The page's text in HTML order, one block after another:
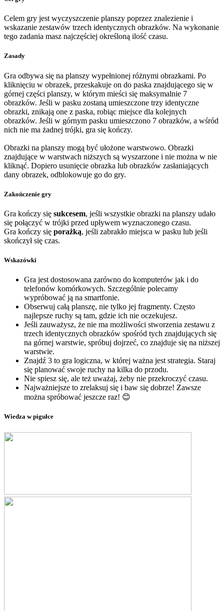
Celem gry jest wyczyszczenie planszy poprzez znalezienie i
wskazanie zestawów trzech identycznych obrazków. Na wykonanie
tego zadania masz najczęściej określoną ilość czasu.
Zasady
Gra odbywa się na planszy wypełnionej różnymi obrazkami. Po
kliknięciu w obrazek, przeskakuje on do paska znajdującego się w
górnej części planszy, w którym mieści się maksymalnie 7
obrazków. Jeśli w pasku zostaną umieszczone trzy identyczne
obrazki, znikają one z paska, robiąc miejsce dla kolejnych
obrazków. Jeśli w górnym pasku umieszczono 7 obrazków, a wśród
nich nie ma żadnej trójki, gra się kończy.
Obrazki na planszy mogą być ułożone warstwowo. Obrazki
znajdujące w warstwach niższych są wyszarzone i nie można w nie
kliknąć. Dopiero usunięcie obrazka lub obrazków zasłaniających
dany obrazek, odblokowuje go do gry.
Zakończenie gry
Gra kończy się sukcesem, jeśli wszystkie obrazki na planszy udało
się połączyć w trójki przed upływem wyznaczonego czasu.
Gra kończy się porażką, jeśli zabrakło miejsca w pasku lub jeśli
skończył się czas.
Wskazówki
Gra jest dostosowana zarówno do komputerów jak i do
telefonów komórkowych. Szczególnie polecamy
wypróbować ją na smartfonie.
Obserwuj całą planszę, nie tylko jej fragmenty. Często
najlepsze ruchy są tam, gdzie ich nie oczekujesz.
Jeśli zauważysz, że nie ma możliwości stworzenia zestawu z
trzech identycznych obrazków spośród tych znajdujących się
na górnej warstwie, spróbuj dojrzeć, co znajduje się na niższej
warstwie.
Znajdź 3 to gra logiczna, w której ważna jest strategia. Staraj
się planować swoje ruchy na kilka do przodu.
Nie spiesz się, ale też uważaj, żeby nie przekroczyć czasu.
Najważniejsze to zrelaksuj się i baw się dobrze! Zawsze
można spróbować jeszcze raz! 😊
Wiedza w pigułce